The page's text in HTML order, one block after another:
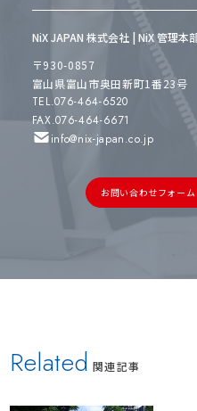
NiX JAPAN 株式会社 | NiX 管理本
〒930-0857
富山県富山市奥田新町1番23号
TEL.076-464-6520
FAX.076-464-6671
info@nix-japan.co.jp
お問い合わせフォーム
Related 関連記事